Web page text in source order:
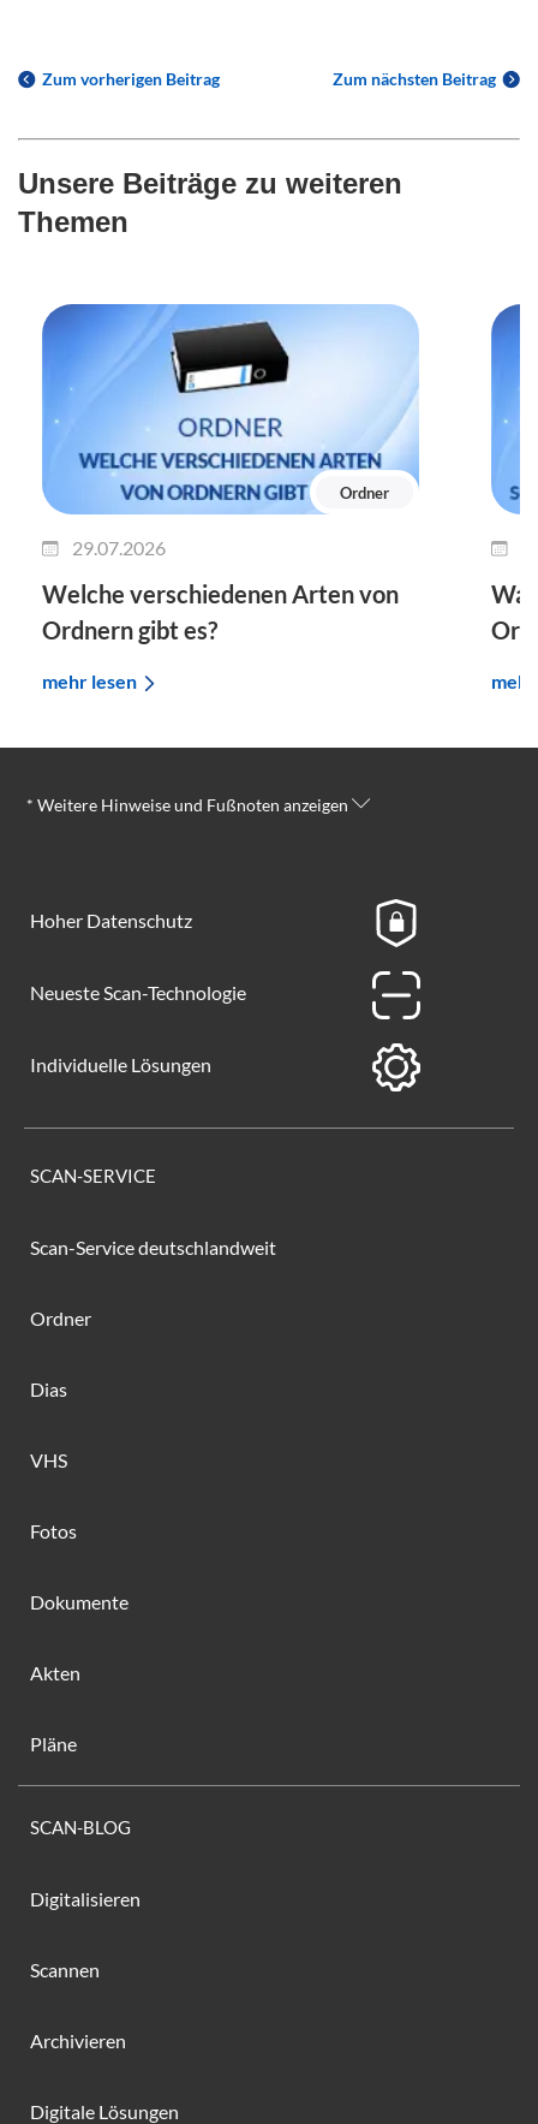
Zum vorherigen Beitrag Zum nächsten Beitrag
Unsere Beiträge zu weiteren
Themen
Ordner
29.07.2026
Welche verschiedenen Arten von
Ordnern gibt es?
mehr lesen
* Weitere Hinweise und Fußnoten anzeigen
Hoher Datenschutz
Neueste Scan-Technologie
Individuelle Lösungen
SCAN-SERVICE
Scan-Service deutschlandweit
Ordner
Dias
VHS
Fotos
Dokumente
Akten
Pläne
SCAN-BLOG
Digitalisieren
Scannen
Archivieren
Digitale Lösungen